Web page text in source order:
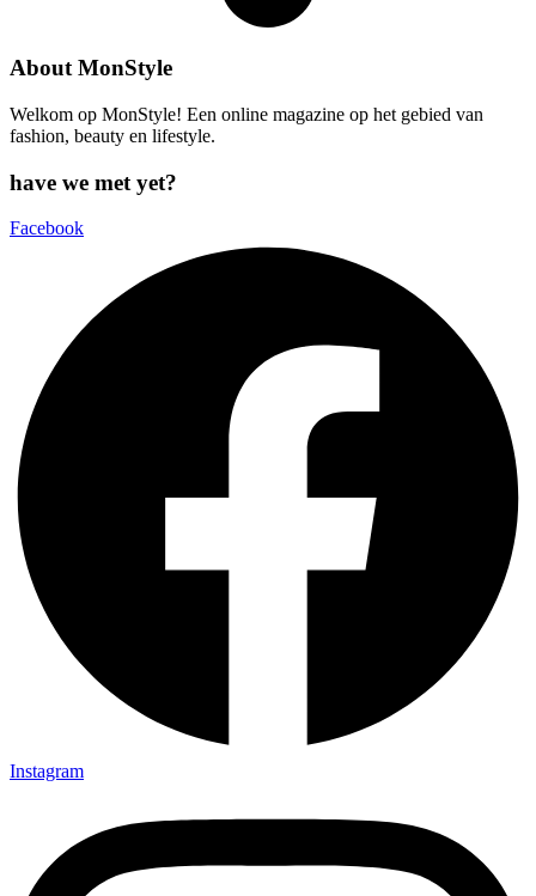
About MonStyle
Welkom op MonStyle! Een online magazine op het gebied van
fashion, beauty en lifestyle.
have we met yet?
Facebook
Instagram